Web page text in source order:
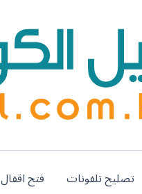
تصليح تلفونات فتح اقفال